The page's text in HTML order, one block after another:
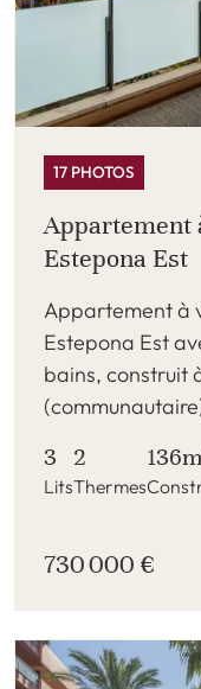
17 PHOTOS
Appartement
Estepona Est
Appartement à
Estepona Est
bains, construit
3
Lits
2
Thermes
136m
730 000 €